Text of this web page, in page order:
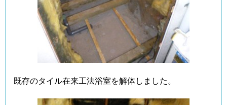
既存のタイル在来工法浴室を解体しました。